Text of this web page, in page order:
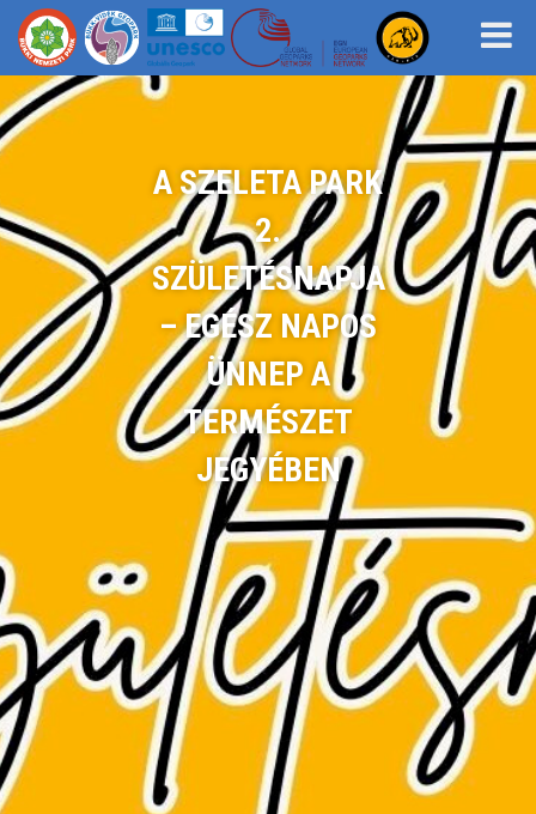
A SZELETA PARK
2.
SZÜLETÉSNAPJA
– EGÉSZ NAPOS
ÜNNEP A
TERMÉSZET
JEGYÉBEN